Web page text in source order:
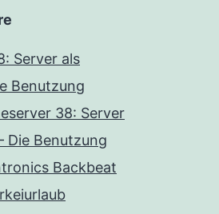
Server als
Benutzung
38: Server
Die Benutzung
Backbeat